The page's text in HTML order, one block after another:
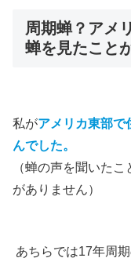
周期蝉？アメ
蝉を見たこと
私がアメリカ東部で
んでした。
（蝉の声を聞いた
がありません）
あちらでは17年周